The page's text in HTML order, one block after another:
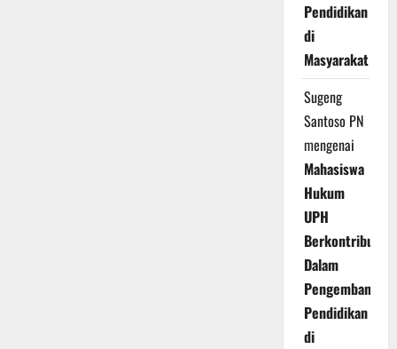
Pendidikan
di
Masyarakat
Sugeng
Santoso PN
mengenai
Mahasiswa
Hukum
UPH
Berkontribusi
Dalam
Pengembangan
Pendidikan
di